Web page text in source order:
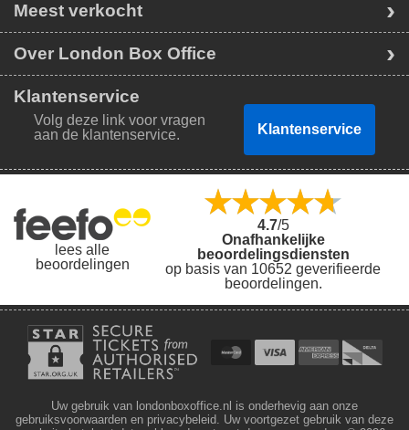
Meest verkocht
Over London Box Office
Klantenservice
Volg deze link voor vragen
aan de klantenservice.
Klantenservice
lees alle
beoordelingen
4.7/5
Onafhankelijke
beoordelingsdiensten
op basis van 10652 geverifieerde
beoordelingen.
Uw gebruik van londonboxoffice.nl is onderhevig aan onze
gebruiksvoorwaarden en privacybeleid. Uw voortgezet gebruik van deze